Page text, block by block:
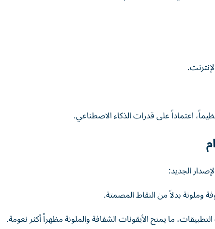
اعتماداً على قدرات الذكاء الاصطناعي.
الجديد: